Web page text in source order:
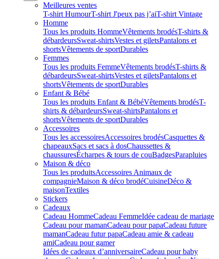
Meilleures ventes
T-shirt HumourT-shirt J'peux pas j’aiT-shirt Vintage
Homme
Tous les produits HommeVêtements brodésT-shirts &
débardeursSweat-shirtsVestes et giletsPantalons et
shortsVêtements de sportDurables
Femmes
Tous les produits FemmeVêtements brodésT-shirts &
débardeursSweat-shirtsVestes et giletsPantalons et
shortsVêtements de sportDurables
Enfant & Bébé
Tous les produits Enfant & BébéVêtements brodésT-
shirts & débardeursSweat-shirtsPantalons et
shortsVêtements de sportDurables
Accessoires
Tous les accessoiresAccessoires brodésCasquettes &
chapeauxSacs et sacs à dosChaussettes &
chaussuresÉcharpes & tours de couBadgesParapluies
Maison & déco
Tous les produitsAccessoires Animaux de
compagnieMaison & déco brodéCuisineDéco &
maisonTextiles
Stickers
Cadeaux
Cadeau HommeCadeau FemmeIdée cadeau de mariage​
Cadeau pour mamanCadeau pour papaCadeau future
mamanCadeau futur papaCadeau amie & cadeau
amiCadeau pour gamer
Idées de cadeaux d’anniversaireCadeau pour baby